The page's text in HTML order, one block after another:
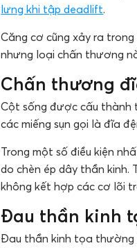
lưng khi tập deadlift.
Căng cơ cũng xảy ra
nhưng loại chấn thương
Chấn thương
Cột sống được cấu thành
các miếng sụn gọi là đĩa
Trong một số điều kiện
do chèn ép dây thần kinh.
không kết hợp các cơ lõi
Đau thần kinh
Đau thần kinh tọa thường